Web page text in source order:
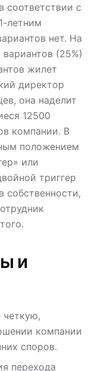
соответствии с
летним
нет. На
(25%)
жилет
директор
она наделит
12500
компании. В
положением
или
триггер
собственности,
и
четкую,
компании
споров.
перехода